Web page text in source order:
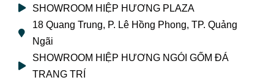
SHOWROOM HIỆP HƯƠNG PLAZA
18 Quang Trung, P. Lê Hồng Phong, TP. Quảng
Ngãi
SHOWROOM HIỆP HƯƠNG NGÓI GỐM ĐÁ
TRANG TRÍ